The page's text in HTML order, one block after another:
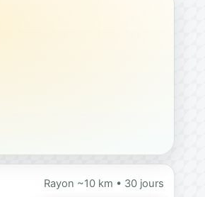
Rayon ~10 km • 30 jours